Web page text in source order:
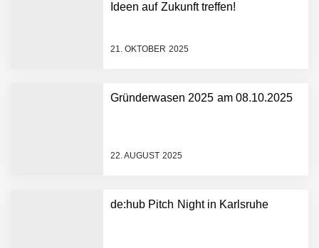
Ideen auf Zukunft treffen!
21. OKTOBER 2025
Gründerwasen 2025 am 08.10.2025
22. AUGUST 2025
de:hub Pitch Night in Karlsruhe
Dollar bekannt, um den
Plattform zu beschleunigen
NEURA Robotics und